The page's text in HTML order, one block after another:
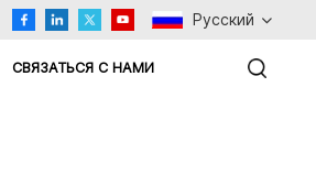
Русский
СВЯЗАТЬСЯ С НАМИ